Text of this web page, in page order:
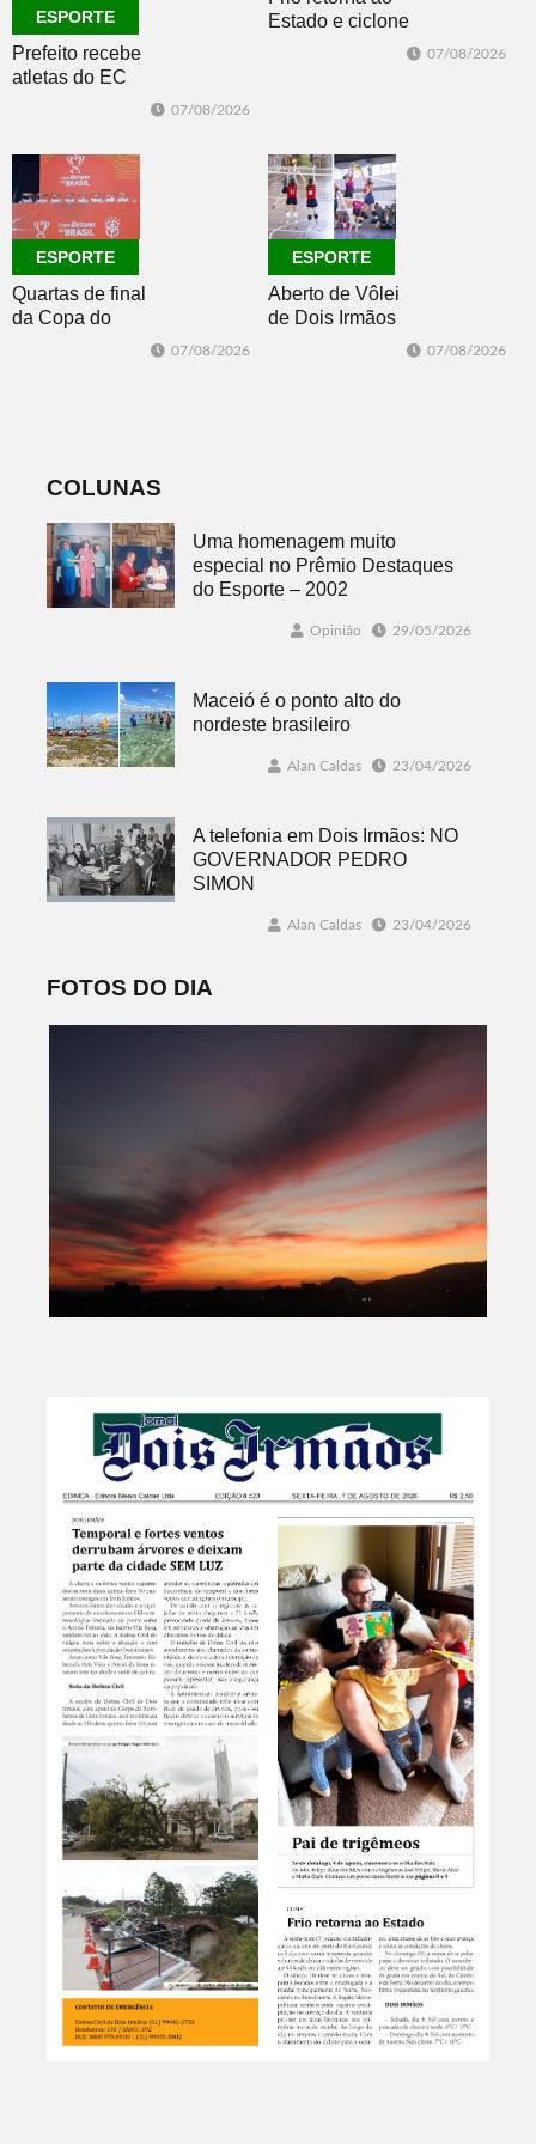
ESPORTE
Prefeito recebe
atletas do EC
Master 65+
07/08/2026
Estado e ciclone
07/08/2026
ESPORTE
Quartas de final
da Copa do
Brasil 2026: veja
07/08/2026
ESPORTE
Aberto de Vôlei
de Dois Irmãos
07/08/2026
COLUNAS
Uma homenagem muito
especial no Prêmio Destaques
do Esporte – 2002
Opinião 29/05/2026
Maceió é o ponto alto do
nordeste brasileiro
Alan Caldas 23/04/2026
A telefonia em Dois Irmãos: NO
GOVERNADOR PEDRO
SIMON
Alan Caldas 23/04/2026
FOTOS DO DIA